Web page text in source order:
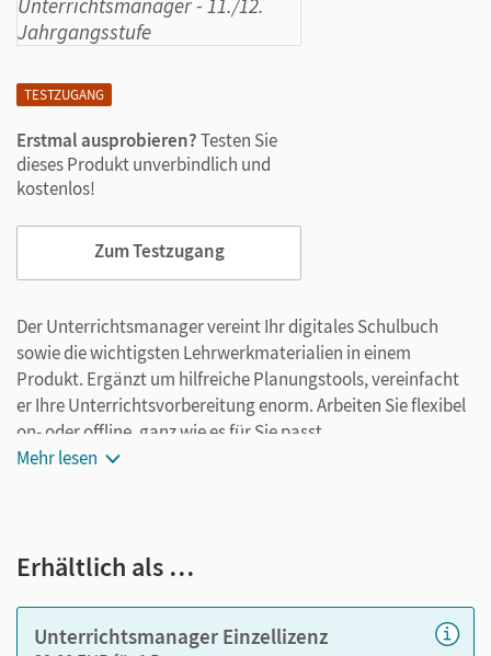
TESTZUGANG
Erstmal ausprobieren?Testen Sie
dieses Produkt unverbindlich und
kostenlos!
Zum Testzugang
Der Unterrichtsmanager vereint Ihr digitales Schulbuch
sowie die wichtigsten Lehrwerkmaterialien in einem
Produkt. Ergänzt um hilfreiche Planungstools, vereinfacht
er Ihre Unterrichtsvorbereitung enorm. Arbeiten Sie flexibel
on- oder offline, ganz wie es für Sie passt.
Ihr Unterrichtsmanager enthält:
Interaktive Übungen zu den WICHTIG ZU WISSEN-
Schulbuch
Mehr lesen
Erhältlich als …
Unterrichtsmanager Einzellizenz